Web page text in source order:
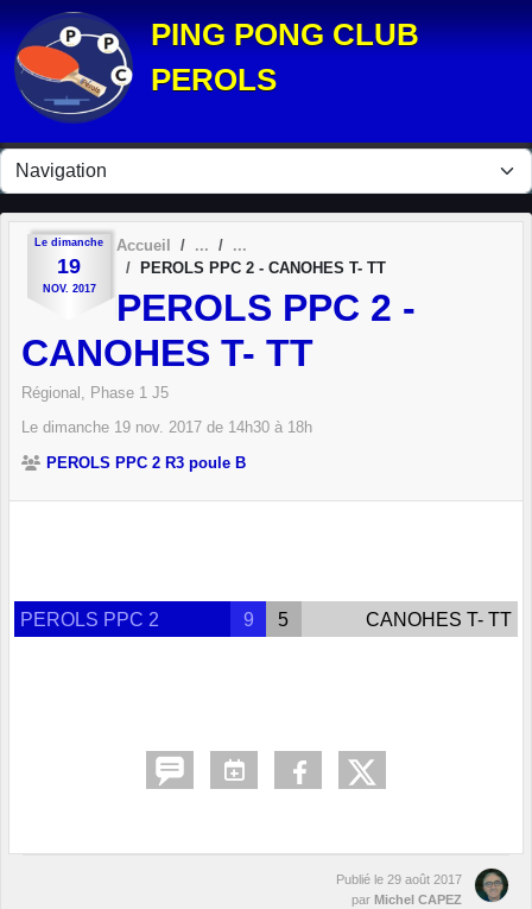
PING PONG CLUB
PEROLS
Le dimanche
19
NOV. 2017
Accueil
PEROLS PPC 2 - CANOHES T- TT
PEROLS PPC 2 -
CANOHES T- TT
Régional, Phase 1 J5
Le dimanche 19 nov. 2017 de 14h30 à 18h
PEROLS PPC 2 R3 poule B
PEROLS PPC 2 9 5 CANOHES T- TT
Publié le 29 août 2017
par Michel CAPEZ
Panneau de gestion des cookies